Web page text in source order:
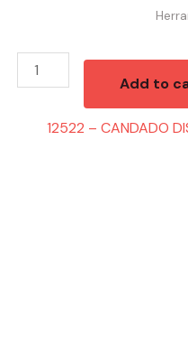
Add to
12522 – CANDADO